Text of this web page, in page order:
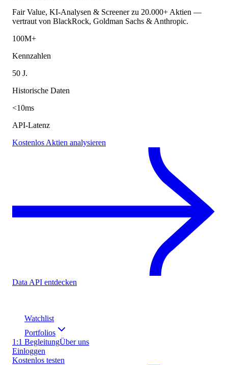
Fair Value, KI-Analysen & Screener zu 20.000+ Aktien —
vertraut von BlackRock, Goldman Sachs & Anthropic.
100M+
Kennzahlen
50 J.
Historische Daten
<10ms
API-Latenz
Kostenlos Aktien analysieren
Data API entdecken
Watchlist
Portfolios
1:1 BegleitungÜber uns
Einloggen
Kostenlos testen